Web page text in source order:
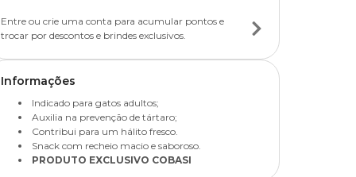
Entre ou crie uma conta para acumular pontos e
trocar por descontos e brindes exclusivos.
Informações
Indicado para gatos adultos;
Auxilia na prevenção de tártaro;
Contribui para um hálito fresco.
Snack com recheio macio e saboroso.
PRODUTO EXCLUSIVO COBASI